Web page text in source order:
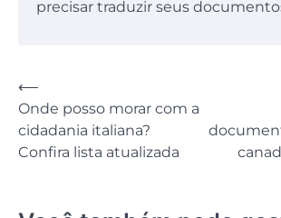
precisar traduzir seus
Navegação
de
Post
⟵
Onde posso morar com a
cidadania italiana?
Confira lista atualizada